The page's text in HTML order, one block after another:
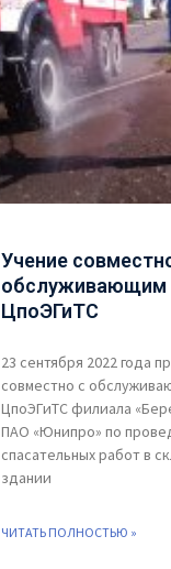
Учение
обслуживающим
ЦпоЭГиТС
23 сентября 2022 года
совместно с
ЦпоЭГиТС филиала
ПАО «Юнипро» по
спасательных работ в
здании
ЧИТАТЬ ПОЛНОСТЬЮ »